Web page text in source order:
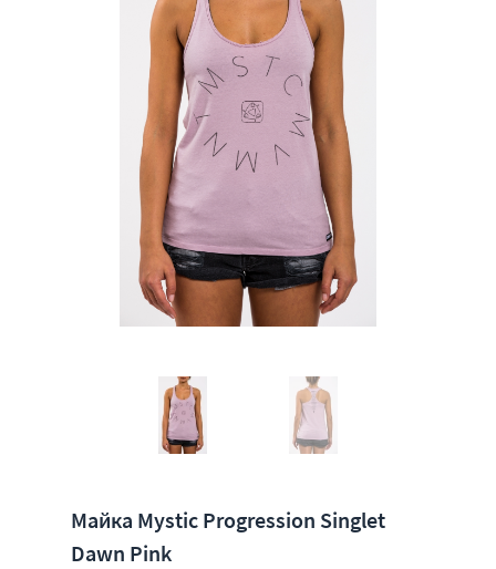
Майка Mystic Progression Singlet
Dawn Pink